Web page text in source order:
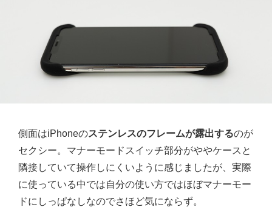
側面はiPhoneのステンレスのフレームが露出するのが
セクシー。マナーモードスイッチ部分がややケースと
隣接していて操作しにくいように感じましたが、実際
に使っている中では自分の使い方ではほぼマナーモー
ドにしっぱなしなのでさほど気にならず。